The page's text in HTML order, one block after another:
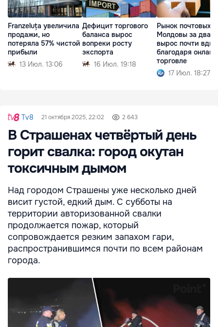
Franzeluța увеличила
продажи, но
потеряла 57% чистой
прибыли
13 Июл. 13:06
Дефицит торгового
баланса вырос
вопреки росту
экспорта
16 Июл. 19:18
Рынок почтовых
Молдовы за два
вырос почти
благодаря
торговле
17 Июл. 18:27
Tv8 21 октября 2025, 22:02 2 643
В Страшенах четвёртый день
горит свалка: город окутан
токсичным дымом
Над городом Страшены уже несколько дней
висит густой, едкий дым. С субботы на
территории авторизованной свалки
продолжается пожар, который
сопровождается резким запахом гари,
распространившимся почти по всем районам
города.